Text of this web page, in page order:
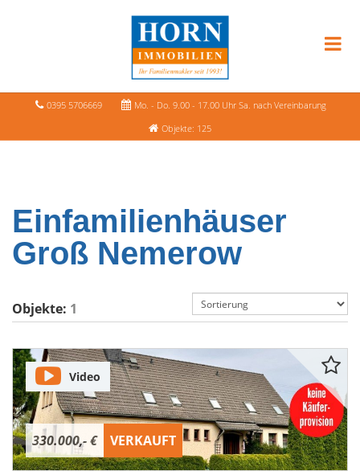
0395 5706669
Mo. - Do. 9.00 - 17.00 Uhr Sa. nach Vereinbarung
Objekte: 125
Einfamilienhäuser
Groß Nemerow
Objekte: 1
330.000,- € VERKAUFT
Video